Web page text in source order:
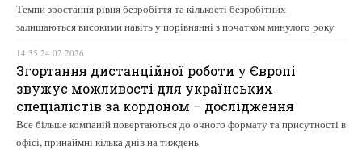
Темпи зростання рівня безробіття та кількості безробітних
залишаються високими навіть у порівнянні з початком минулого року
14:35 24.02.2026
Згортання дистанційної роботи у Європі
звужує можливості для українських
спеціалістів за кордоном – дослідження
Все більше компаній повертаються до очного формату та присутності в
офісі, принаймні кілька днів на тиждень